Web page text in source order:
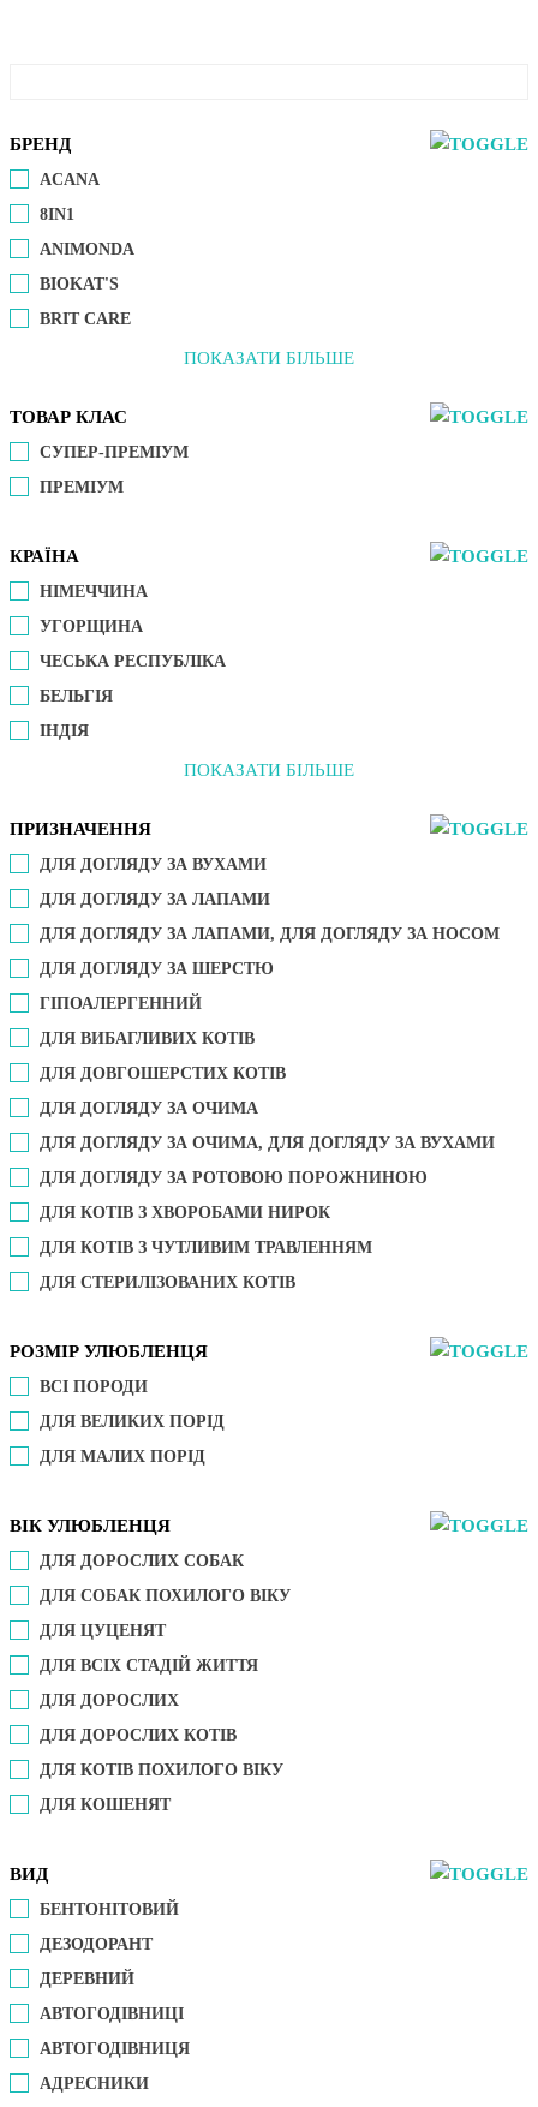
БРЕНД
ACANA
8IN1
ANIMONDA
BIOKAT'S
BRIT CARE
ПОКАЗАТИ БІЛЬШЕ
ТОВАР КЛАС
СУПЕР-ПРЕМІУМ
ПРЕМІУМ
КРАЇНА
НІМЕЧЧИНА
УГОРЩИНА
ЧЕСЬКА РЕСПУБЛІКА
БЕЛЬГІЯ
ІНДІЯ
ПОКАЗАТИ БІЛЬШЕ
ПРИЗНАЧЕННЯ
ДЛЯ ДОГЛЯДУ ЗА ВУХАМИ
ДЛЯ ДОГЛЯДУ ЗА ЛАПАМИ
ДЛЯ ДОГЛЯДУ ЗА ЛАПАМИ, ДЛЯ ДОГЛЯДУ ЗА НОСОМ
ДЛЯ ДОГЛЯДУ ЗА ШЕРСТЮ
ГІПОАЛЕРГЕННИЙ
ДЛЯ ВИБАГЛИВИХ КОТІВ
ДЛЯ ДОВГОШЕРСТИХ КОТІВ
ДЛЯ ДОГЛЯДУ ЗА ОЧИМА
ДЛЯ ДОГЛЯДУ ЗА ОЧИМА, ДЛЯ ДОГЛЯДУ ЗА ВУХАМИ
ДЛЯ ДОГЛЯДУ ЗА РОТОВОЮ ПОРОЖНИНОЮ
ДЛЯ КОТІВ З ХВОРОБАМИ НИРОК
ДЛЯ КОТІВ З ЧУТЛИВИМ ТРАВЛЕННЯМ
ДЛЯ СТЕРИЛІЗОВАНИХ КОТІВ
РОЗМІР УЛЮБЛЕНЦЯ
ВСІ ПОРОДИ
ДЛЯ ВЕЛИКИХ ПОРІД
ДЛЯ МАЛИХ ПОРІД
ВІК УЛЮБЛЕНЦЯ
ДЛЯ ДОРОСЛИХ СОБАК
ДЛЯ СОБАК ПОХИЛОГО ВІКУ
ДЛЯ ЦУЦЕНЯТ
ДЛЯ ВСІХ СТАДІЙ ЖИТТЯ
ДЛЯ ДОРОСЛИХ
ДЛЯ ДОРОСЛИХ КОТІВ
ДЛЯ КОТІВ ПОХИЛОГО ВІКУ
ДЛЯ КОШЕНЯТ
ВИД
БЕНТОНІТОВИЙ
ДЕЗОДОРАНТ
ДЕРЕВНИЙ
АВТОГОДІВНИЦІ
АВТОГОДІВНИЦЯ
АДРЕСНИКИ